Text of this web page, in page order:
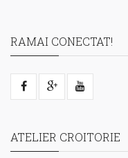
RAMAI CONECTAT!
ATELIER CROITORIE